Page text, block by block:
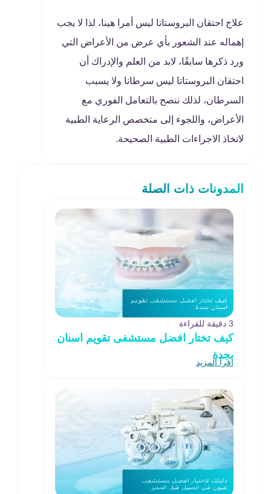
علاج احتقان البروستاتا ليس أمرا هينا، لذا لا يجب
إهماله عند الشعور بأي عرض من الأعراض التي
ورد ذكرها سابقًا، لابد من العلم والإدراك أن
احتقان البروستاتا ليس سرطانا ولا يسبب
السرطان، لذلك ننصح بالتعامل الفوري مع
الأعراض، واللجوء إلى متخصص الرعاية الطبية
لاتخاذ الاجراءات الطبية الصحيحة.
المدونات ذات الصلة
3 دقيقة للقراءة
كيف تختار افضل مستشفى تقويم اسنان
بجدة
اقرأ المزيد